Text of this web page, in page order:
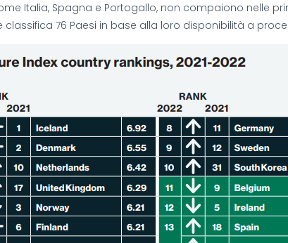
Italia, Spagna e Portogallo, non compaiono nelle
classifica 76 Paesi in base alla loro disponibilità a